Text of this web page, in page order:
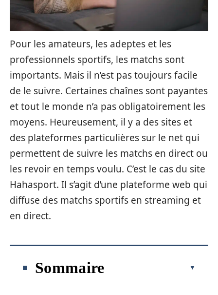
Pour les amateurs, les adeptes et les
professionnels sportifs, les matchs sont
importants. Mais il n’est pas toujours facile
de le suivre. Certaines chaînes sont payantes
et tout le monde n’a pas obligatoirement les
moyens. Heureusement, il y a des sites et
des plateformes particulières sur le net qui
permettent de suivre les matchs en direct ou
les revoir en temps voulu. C’est le cas du site
Hahasport. Il s’agit d’une plateforme web qui
diffuse des matchs sportifs en streaming et
en direct.
Sommaire